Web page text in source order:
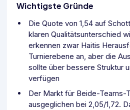
Wichtigste Gründe
Die Quote von 1,54 auf
klaren Qualitätsunterschied
erkennen zwar Haitis
Turnierebene an, aber die
sollte über bessere Struktur
verfügen
Der Markt für Beide-Teams-
ausgeglichen bei 2,05/1,72.